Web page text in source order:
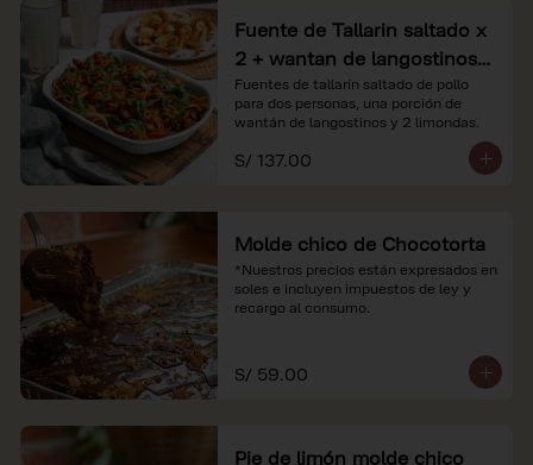
Fuente de Tallarin saltado x
2 + wantan de langostinos +
2 limonadas
Fuentes de tallarín saltado de pollo
para dos personas, una porción de
wantán de langostinos y 2 limondas.
S/ 137.00
Molde chico de Chocotorta
*Nuestros precios están expresados en
soles e incluyen impuestos de ley y
recargo al consumo.
S/ 59.00
Pie de limón molde chico